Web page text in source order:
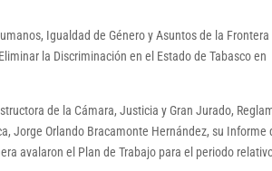
Igualdad de Género y Asuntos de la Frontera
la Discriminación en el Estado de Tabasco en
de la Cámara, Justicia y Gran Jurado,
Jorge Orlando Bracamonte Hernández, su Informe
avalaron el Plan de Trabajo para el periodo